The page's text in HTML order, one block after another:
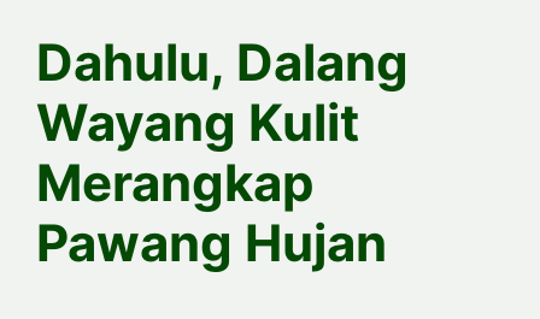
Dahulu, Dalang
Wayang Kulit
Merangkap
Pawang Hujan